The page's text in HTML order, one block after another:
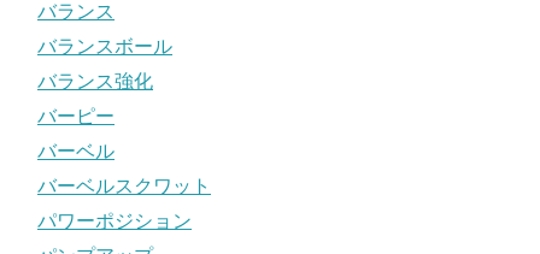
バランス
バランスボール
バランス強化
バーピー
バーベル
バーベルスクワット
パワーポジション